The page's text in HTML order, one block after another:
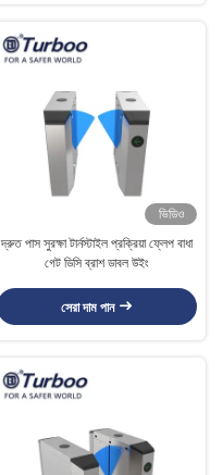
ভিডিও
দ্রুত পাস সুরক্ষা টার্নস্টাইল প্রক্রিয়া ফ্লেপ বাধা
গেট ডিসি ব্রাশ ডাবল উইং
সেরা দাম পান